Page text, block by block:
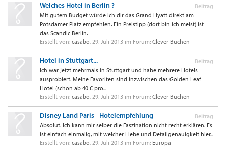
Beitrag
Welches Hotel in Berlin ?
Mit gutem Budget würde ich dir das Grand Hyatt direkt am
Potsdamer Platz empfehlen. Ein Preistipp (dort bin ich meist) ist
das Scandic Berlin.
Erstellt von: casabo, 29. Juli 2013 im Forum: Clever Buchen
Beitrag
Hotel in Stuttgart...
Ich war jetzt mehrmals in Stuttgart und habe mehrere Hotels
ausprobiert. Meine Favoriten sind inzwischen das Golden Leaf
Hotel (schon ab 40 € pro...
Erstellt von: casabo, 29. Juli 2013 im Forum: Clever Buchen
Beitrag
Disney Land Paris - Hotelempfehlung
Absolut. Ich kann mir selber die Faszination nicht recht erklären. Es
ist einfach einmalig, mit welcher Liebe und Detailgenauigkeit hier...
Erstellt von: casabo, 29. Juli 2013 im Forum: Europa